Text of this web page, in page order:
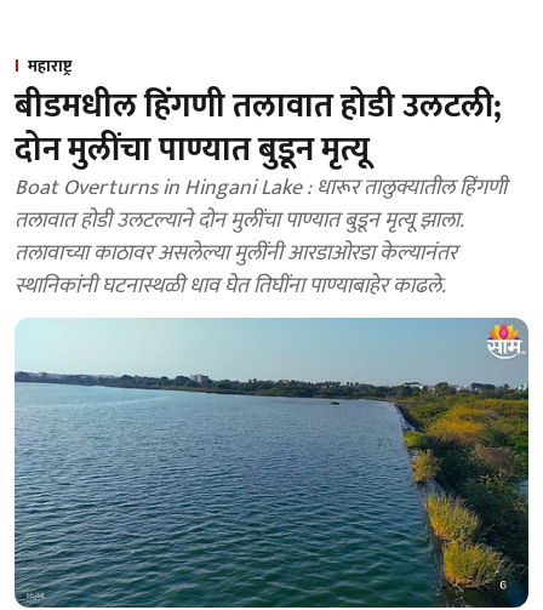
महाराष्ट्र
बीडमधील हिंगणी तलावात होडी उलटली;
दोन मुलींचा पाण्यात बुडून मृत्यू
Boat Overturns in Hingani Lake : धारूर तालुक्यातील हिंगणी
तलावात होडी उलटल्याने दोन मुलींचा पाण्यात बुडून मृत्यू झाला.
तलावाच्या काठावर असलेल्या मुलींनी आरडाओरडा केल्यानंतर
स्थानिकांनी घटनास्थळी धाव घेत तिघींना पाण्याबाहेर काढले.